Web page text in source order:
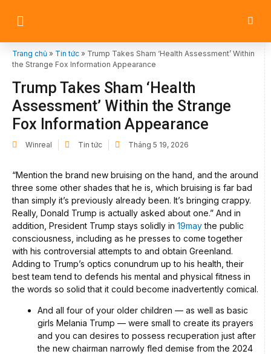
Trang chủ » Tin tức » Trump Takes Sham ‘Health Assessment’ Within
the Strange Fox Information Appearance
Trump Takes Sham ‘Health
Assessment’ Within the Strange
Fox Information Appearance
Winreal Tin tức Tháng 5 19, 2026
“Mention the brand new bruising on the hand, and the around
three some other shades that he is, which bruising is far bad
than simply it’s previously already been. It’s bringing crappy.
Really, Donald Trump is actually asked about one.” And in
addition, President Trump stays solidly in 19maythe public
consciousness, including as he presses to come together
with his controversial attempts to and obtain Greenland.
Adding to Trump’s optics conundrum up to his health, their
best team tend to defends his mental and physical fitness in
the words so solid that it could become inadvertently comical.
And all four of your older children — as well as basic
girls Melania Trump — were small to create its prayers
and you can desires to possess recuperation just after
the new chairman narrowly fled demise from the 2024